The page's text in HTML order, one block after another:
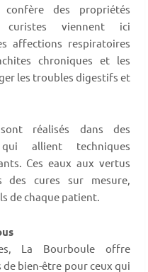
des propriétés
curistes viennent ici
affections respiratoires
chroniques et les
les troubles digestifs et
réalisés dans des
qui allient techniques
Ces eaux aux vertus
des cures sur mesure,
de chaque patient.
La Bourboule offre
bien-être pour ceux qui